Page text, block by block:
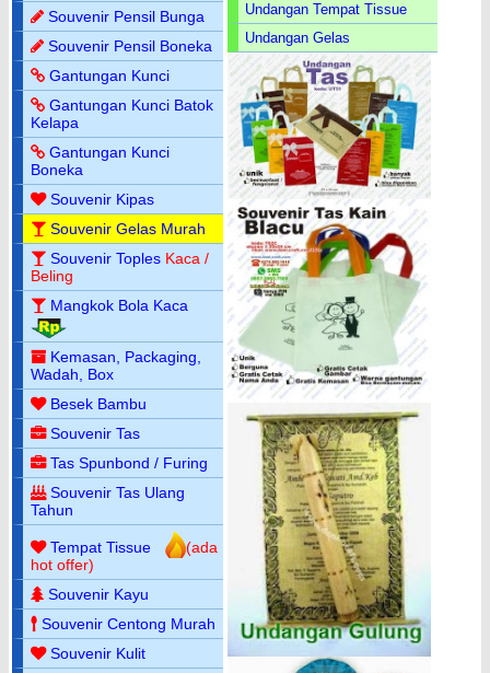
Souvenir Pensil Bunga
Souvenir Pensil Boneka
Gantungan Kunci
Gantungan Kunci Batok
Kelapa
Gantungan Kunci
Boneka
Souvenir Kipas
Souvenir Gelas Murah
Souvenir Toples Kaca /
Beling
Mangkok Bola Kaca
Kemasan, Packaging,
Wadah, Box
Besek Bambu
Souvenir Tas
Tas Spunbond / Furing
Souvenir Tas Ulang
Tahun
Tempat Tissue
(ada
hot offer)
Souvenir Kayu
Souvenir Centong Murah
Souvenir Kulit
Undangan Tempat Tissue
Undangan Gelas